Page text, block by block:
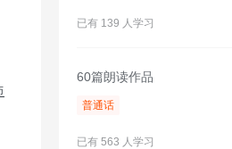
已有 139 人学习
60篇朗读作品
普通话
已有 563 人学习